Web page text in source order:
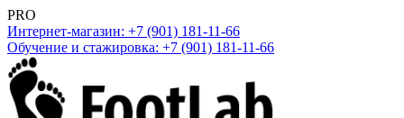
PRO
Интернет-магазин: +7 (901) 181-11-66
Обучение и стажировка: +7 (901) 181-11-66